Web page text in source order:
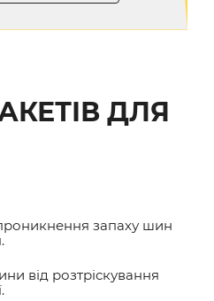
ДЛЯ
запаху шин
від розтріскування